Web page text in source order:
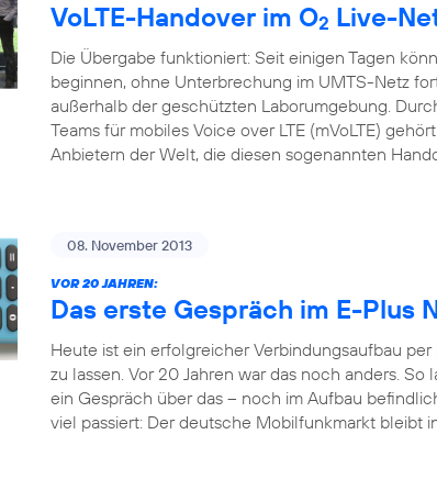
VoLTE-Handover im O2 Live-
Die Übergabe funktioniert: Seit einigen Tagen
beginnen, ohne Unterbrechung im UMTS-Netz
außerhalb der geschützten Laborumgebung.
Teams für mobiles Voice over LTE (mVoLTE)
Anbietern der Welt, die diesen sogenannten
08. November 2013
VOR 20 JAHREN:
Das erste Gespräch im E-Plus
Heute ist ein erfolgreicher Verbindungsaufbau
zu lassen. Vor 20 Jahren war das noch anders. So
ein Gespräch über das – noch im Aufbau
viel passiert: Der deutsche Mobilfunkmarkt bleibt